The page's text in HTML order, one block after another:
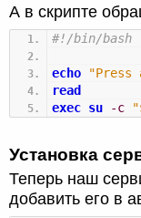
А в скрипте
#!/bin/bash
echo "Press
read
exec su -c
Установка
Теперь наш
добавить его в